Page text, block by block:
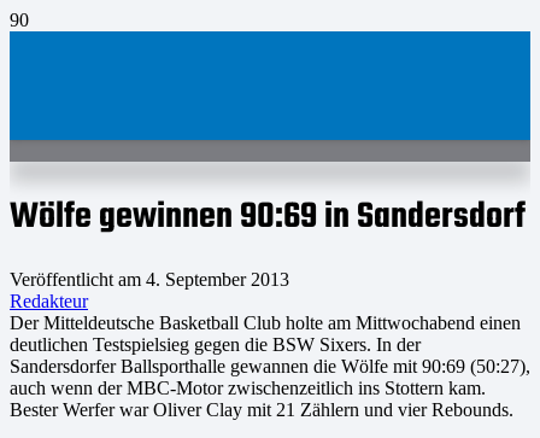
Wölfe gewinnen 90:69 in Sandersdorf
Veröffentlicht am 4. September 2013
Redakteur
Der Mitteldeutsche Basketball Club holte am Mittwochabend einen
deutlichen Testspielsieg gegen die BSW Sixers. In der
Sandersdorfer Ballsporthalle gewannen die Wölfe mit 90:69 (50:27),
auch wenn der MBC-Motor zwischenzeitlich ins Stottern kam.
Bester Werfer war Oliver Clay mit 21 Zählern und vier Rebounds.